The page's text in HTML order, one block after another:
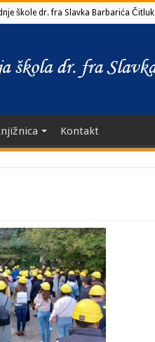
škole dr. fra Slavka Barbarića Čitluk
Kontakt